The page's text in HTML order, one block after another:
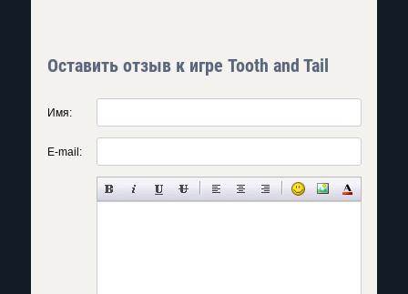
Оставить отзыв к игре Tooth and Tail
Имя:
E-mail: